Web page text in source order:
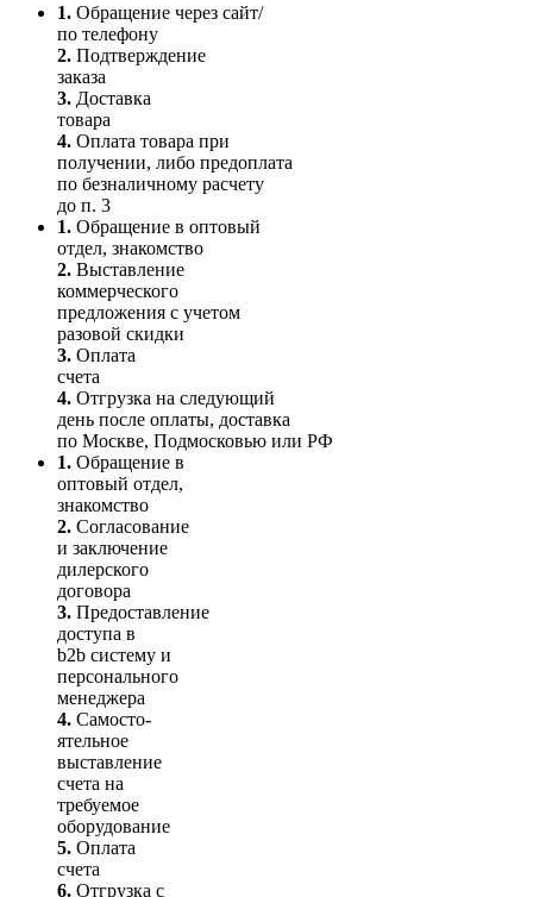
1. Обращение через сайт/
по телефону
2. Подтверждение
заказа
3. Доставка
товара
4. Оплата товара при
получении, либо предоплата
по безналичному расчету
до п. 3
1. Обращение в оптовый
отдел, знакомство
2. Выставление
коммерческого
предложения с учетом
разовой скидки
3. Оплата
счета
4. Отгрузка на следующий
день после оплаты, доставка
по Москве, Подмосковью или РФ
1. Обращение в
оптовый отдел,
знакомство
2. Согласование
и заключение
дилерского
договора
3. Пре­до­ста­вле­ние
доступа в
b2b систему и
персо­нального
мене­джера
4. Само­сто­-
ятель­ное
выставление
счета на
требуемое
оборудование
5. Оплата
счета
6. Отгрузка с